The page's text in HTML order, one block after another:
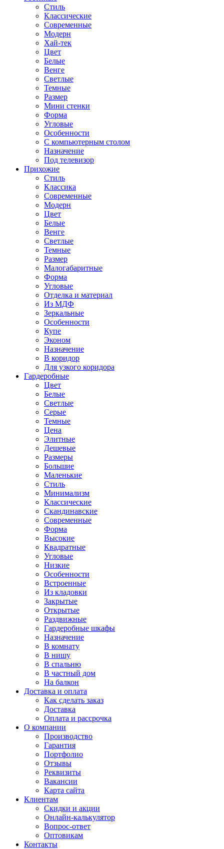
Стиль
Классические
Современные
Модерн
Хай-тек
Цвет
Белые
Венге
Светлые
Темные
Размер
Мини стенки
Форма
Угловые
Особенности
С компьютерным столом
Назначение
Под телевизор
Прихожие
Стиль
Классика
Современные
Модерн
Цвет
Белые
Венге
Светлые
Темные
Размер
Малогабаритные
Форма
Угловые
Отделка и материал
Из МДФ
Зеркальные
Особенности
Купе
Эконом
Назначение
В коридор
Для узкого коридора
Гардеробные
Цвет
Белые
Светлые
Серые
Темные
Цена
Элитные
Дешевые
Размеры
Большие
Маленькие
Стиль
Минимализм
Классические
Скандинавские
Современные
Форма
Высокие
Квадратные
Угловые
Низкие
Особенности
Встроенные
Из кладовки
Закрытые
Открытые
Раздвижные
Гардеробные шкафы
Назначение
В комнату
В нишу
В спальню
В частный дом
На балкон
Доставка и оплата
Как сделать заказ
Доставка
Оплата и рассрочка
О компании
Производство
Гарантия
Портфолио
Отзывы
Реквизиты
Вакансии
Карта сайта
Клиентам
Скидки и акции
Онлайн-калькулятор
Вопрос-ответ
Оптовикам
Контакты